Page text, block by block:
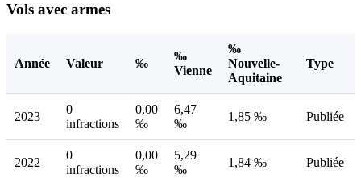
Vols avec armes
Année Valeur ‰
‰
Vienne
‰
Nouvelle-
Aquitaine
Type
2023
0
infractions
0,00
‰
6,47
‰
1,85 ‰ Publiée
2022
0
infractions
0,00
‰
5,29
‰
1,84 ‰ Publiée